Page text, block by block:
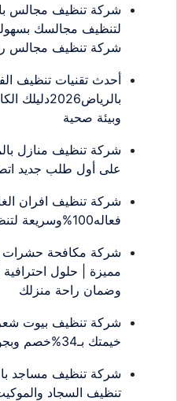
لتنظيف مجالسك
شركة تنظيف مجالس
أحدث تقنيات تنظيف
وبيئة صحية
على أول طلب جديد
شركة تنظيف افران
فعاله100%وسريعة لتنظيف الأفران المتسخة
شركة مكافحة حشرات
مميزة | حلول
وضمان راحة منزلك
شركة تنظيف بيوت
خيمتك بـ34%خصم وبجودة100%اتصل بنا الان
تنظيف السجاد